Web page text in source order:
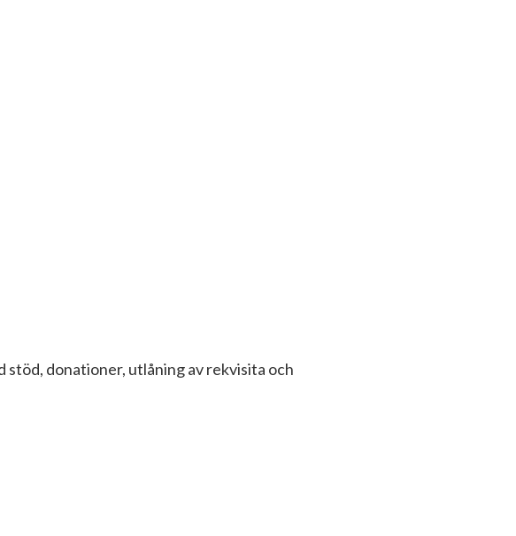
donationer, utlåning av rekvisita och